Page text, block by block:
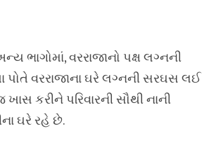
ભાગોમાં, વરરાજાનો પક્ષ લગ્નની
વરરાજાના ઘરે લગ્નની સરઘસ લઈ
કરીને પરિવારની સૌથી નાની
ઘરે રહે છે.